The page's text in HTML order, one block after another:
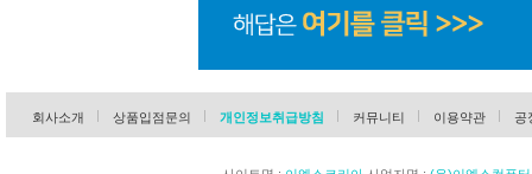
회사소개 상품입점문의 개인정보취급방침 커뮤니티 이용약관 공